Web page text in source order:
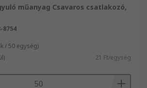
műanyag Csavaros csatlakozó,
8754
/ 50 egység)
21 Ft/egység